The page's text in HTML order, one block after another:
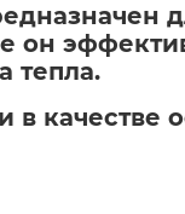
он
тепла.
качестве